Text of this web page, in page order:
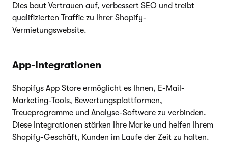
Dies baut Vertrauen auf, verbessert SEO und treibt
qualifizierten Traffic zu Ihrer Shopify-
Vermietungswebsite.
App-Integrationen
Shopifys App Store ermöglicht es Ihnen, E-Mail-
Marketing-Tools, Bewertungsplattformen,
Treueprogramme und Analyse-Software zu verbinden.
Diese Integrationen stärken Ihre Marke und helfen Ihrem
Shopify-Geschäft, Kunden im Laufe der Zeit zu halten.